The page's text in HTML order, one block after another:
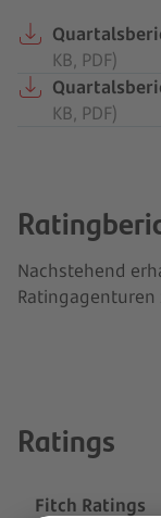
KB, PDF)
KB, PDF)
Nachstehend
Ratings
Fitch Ratings